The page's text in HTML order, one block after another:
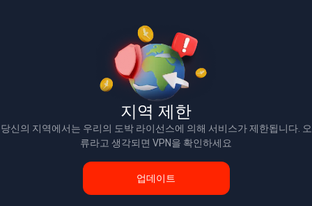
지역 제한
당신의 지역에서는 우리의 도박 라이선스에 의해 서비스가 제한됩니다. 오
류라고 생각되면 VPN을 확인하세요
업데이트